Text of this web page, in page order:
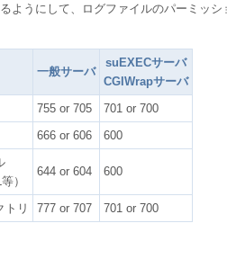
ようにして、ログファイルのパーミッ
一般サーバ
suEXECサーバ
CGIWrapサーバ
755 or 705
701 or 700
666 or 606
600
）
644 or 604 600
トリ 777 or 707 701 or 700